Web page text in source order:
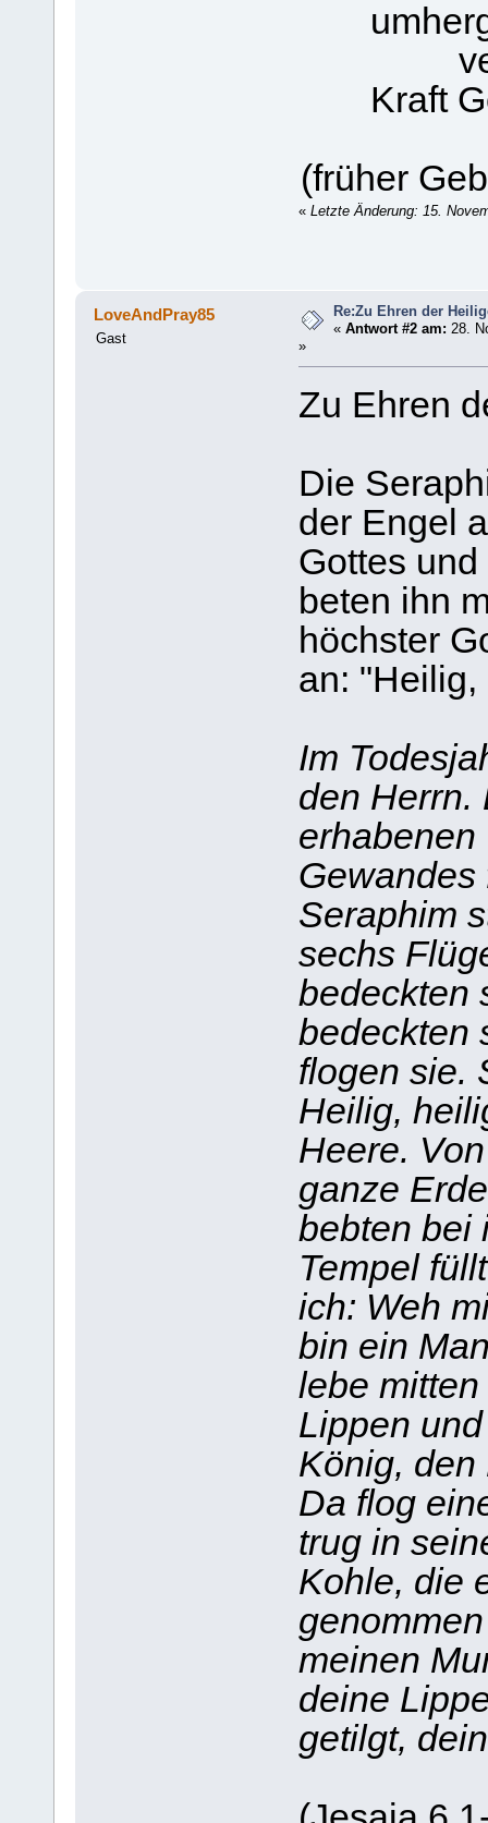
Kraft
(früher
« Letzte Änderung: 15.
LoveAndPray85
Gast
Re:Zu Ehren der
«Antwort #2 am: 28.
»
Zu Ehren
Die
der Engel
Gottes und
beten ihn
höchster
an:
Im
den Herrn.
erhabenen
Gewandes
Seraphim
sechs
bedeckten
bedeckten
flogen sie.
Heilig,
Heere.
ganze
bebten bei
Tempel
ich: Weh
bin ein
lebe
Lippen
König, den
Da flog
trug in
Kohle, die
meinen
deine
getilgt,